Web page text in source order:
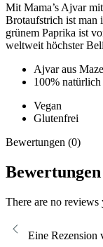
Mit Mama’s Ajvar
Brotaufstrich ist man
grünem Paprika ist
weltweit höchster
Ajvar aus
100% natürlich
Vegan
Glutenfrei
Bewertungen (0)
Bewertungen
There are no reviews
Eine Rezension